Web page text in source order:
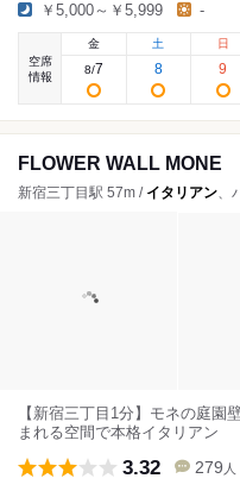
￥5,000～￥5,999 -
空席
情報
金
8/7
土
8
日
9
FLOWER WALL MONE
新宿三丁目駅 57m / イタリアン、
【新宿三丁目1分】モネの庭園
まれる空間で本格イタリアン
3.32 279 人